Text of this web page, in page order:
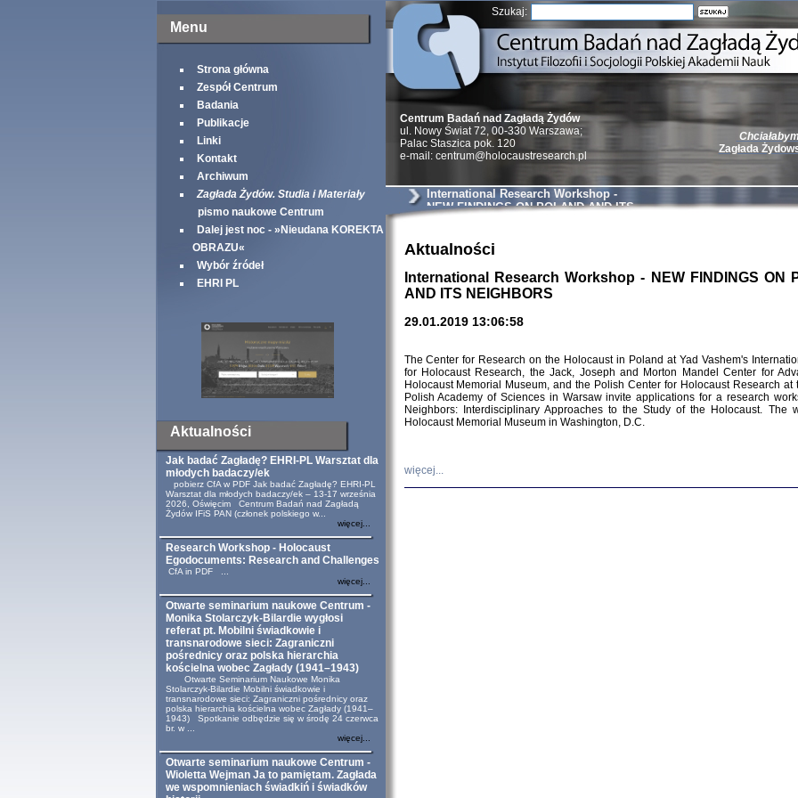
Menu
Strona główna
Zespół Centrum
Badania
Publikacje
Linki
Kontakt
Archiwum
Zagłada Żydów. Studia i Materiały
pismo naukowe Centrum
Dalej jest noc - »Nieudana KOREKTA
OBRAZU«
Wybór źródeł
EHRI PL
Aktualności
Jak badać Zagładę? EHRI-PL Warsztat dla
młodych badaczy/ek
pobierz CfA w PDF Jak badać Zagładę? EHRI-PL
Warsztat dla młodych badaczy/ek – 13-17 września
2026, Oświęcim Centrum Badań nad Zagładą
Żydów IFiS PAN (członek polskiego w...
więcej...
Research Workshop - Holocaust
Egodocuments: Research and Challenges
CfA in PDF ...
więcej...
Otwarte seminarium naukowe Centrum -
Monika Stolarczyk-Bilardie wygłosi
referat pt. Mobilni świadkowie i
transnarodowe sieci: Zagraniczni
pośrednicy oraz polska hierarchia
kościelna wobec Zagłady (1941–1943)
Otwarte Seminarium Naukowe Monika
Stolarczyk-Bilardie Mobilni świadkowie i
transnarodowe sieci: Zagraniczni pośrednicy oraz
polska hierarchia kościelna wobec Zagłady (1941–
1943) Spotkanie odbędzie się w środę 24 czerwca
br. w ...
więcej...
Otwarte seminarium naukowe Centrum -
Wioletta Wejman Ja to pamiętam. Zagłada
we wspomnieniach świadkiń i świadków
Szukaj:
Zagłada
Żydzi w
Natalia Aleksiun,
Deborah Dash
Turski, Laurence
Centrum Badań nad Zagładą Żydów
ul. Nowy Świat 72, 00-330 Warszawa;
Palac Staszica pok. 120
e-mail: centrum@holocaustresearch.pl
International Research Workshop -
NEW FINDINGS ON POLAND AND ITS
Aktualności
International Research Workshop - NEW FINDINGS ON
AND ITS NEIGHBORS
29.01.2019 13:06:58
The Center for Research on the Holocaust in Poland at Yad Vashem's
for Holocaust Research, the Jack, Joseph and Morton Mandel Center for
Holocaust Memorial Museum, and the Polish Center for Holocaust Research
Polish Academy of Sciences in Warsaw invite applications for a research
Neighbors: Interdisciplinary Approaches to the Study of the Holocaust.
Holocaust Memorial Museum in Washington, D.C.
więcej...